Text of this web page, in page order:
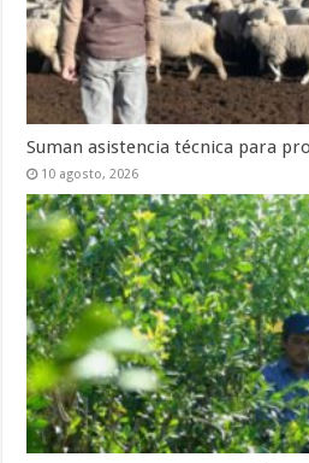
Suman asistencia técnica para
10 agosto, 2026